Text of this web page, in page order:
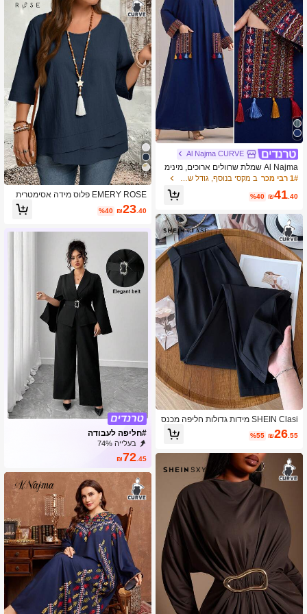
Al Najma CURVE
Al Najma שמלת שרוולים ארוכים, מינימ
ליסטית ואופנתית ללבוש יומיומי
1# רבי מכר
₪41.40
%40
SHEIN Clasi מידות גדולות חליפה מכנס
יים מחוייטים עם מוכנס כיסים
₪26.55
%55
6
EMERY ROSE פלוס מידה אסימטרית
מכפלת חולצות ארץ ירוקות בגדי סתיו
₪23.40
%40
#חליפה לעבודה
בעלייה 74%
₪72.45